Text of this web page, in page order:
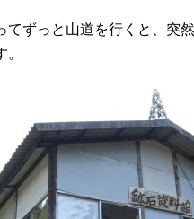
ずっと山道を行くと、突